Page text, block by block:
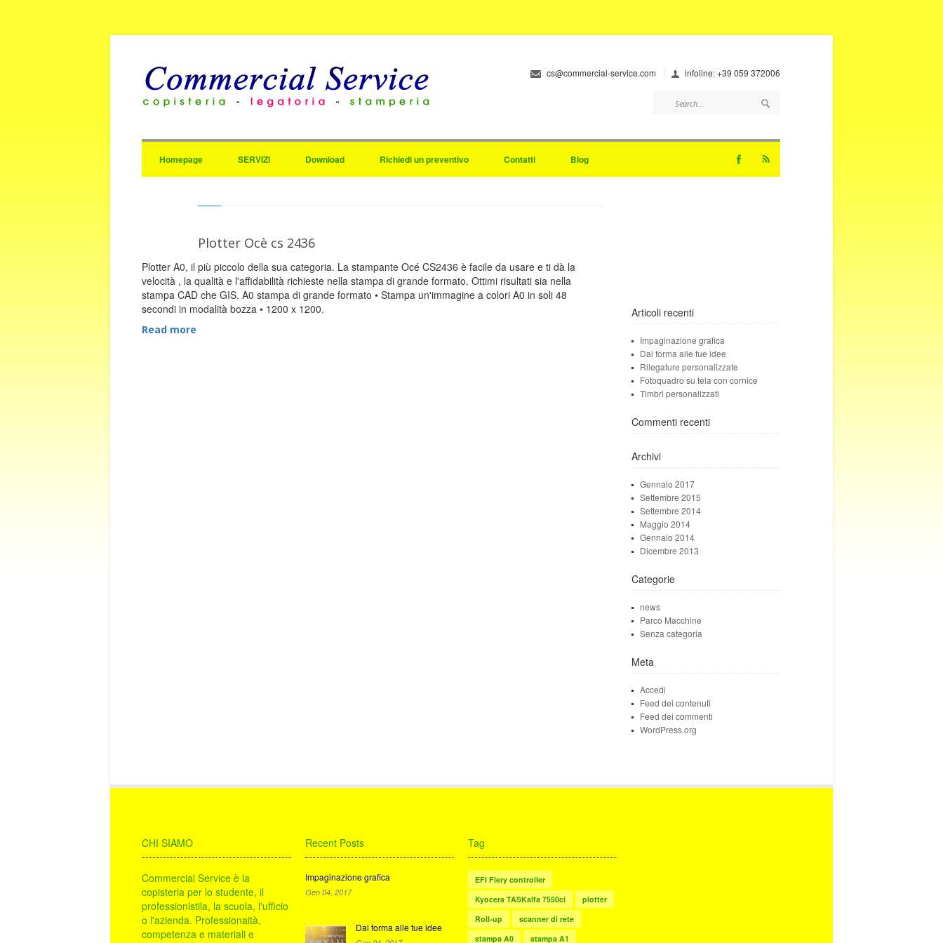
cs@commercial-service.com infoline: +39 059 372006
Homepage SERVIZI Download Richiedi un preventivo Contatti Blog
Plotter Ocè cs 2436
Plotter A0, il più piccolo della sua categoria. La stampante Océ CS2436 è facile da usare e ti dà la
velocità , la qualità e l'affidabilità richieste nella stampa di grande formato. Ottimi risultati sia nella
stampa CAD ch​e GIS. A0 stampa di grande formato • Stampa un'immagine a colori A0 in soli 48
secondi in modalità bozza • 1200 x 1200.
Read more
Articoli recenti
Impaginazione grafica
Dai forma alle tue idee
Rilegature personalizzate
Fotoquadro su tela con cornice
Timbri personalizzati
Commenti recenti
Archivi
Gennaio 2017
Settembre 2015
Settembre 2014
Maggio 2014
Gennaio 2014
Dicembre 2013
Categorie
news
Parco Macchine
Senza categoria
Meta
Accedi
Feed dei contenuti
Feed dei commenti
WordPress.org
CHI SIAMO
Commercial Service è la
copisteria per lo studente, il
professionistila, la scuola, l'ufficio
o l'azienda. Professionaità,
competenza e materiali e
Recent Posts
Impaginazione grafica
Gen 04, 2017
Dai forma alle tue idee
Tag
EFI Fiery controller
Kyocera TASKalfa 7550ci
plotter
Roll-up
scanner di rete
stampa A0
stampa A1